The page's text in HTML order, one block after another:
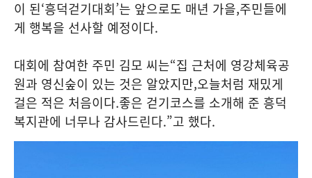
이 된‘흥덕걷기대회’는 앞으로도 매년 가을,주민들에
게 행복을 선사할 예정이다.
대회에 참여한 주민 김모 씨는“집 근처에 영강체육공
원과 영신숲이 있는 것은 알았지만,오늘처럼 재밌게
걸은 적은 처음이다.좋은 걷기코스를 소개해 준 흥덕
복지관에 너무나 감사드린다.”고 했다.